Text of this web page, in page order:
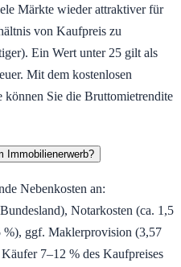
Märkte wieder attraktiver für
von Kaufpreis zu
Ein Wert unter 25 gilt als
Mit dem kostenlosen
Sie die Bruttomietrendite
Immobilienerwerb?
Nebenkosten an:
Notarkosten (ca. 1,5
%), ggf. Maklerprovision (3,57
7–12 % des Kaufpreises